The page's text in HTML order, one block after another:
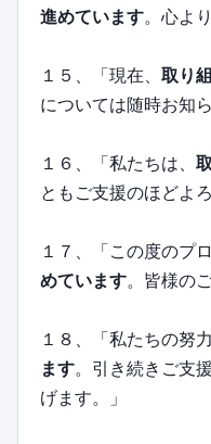
進めています。心よ
１５、「現在、 取り
については随時お知
１６、「私たちは、
ともご支援のほどよ
１７、「この度のプ
めています。皆様の
１８、「私たちの努
ます。引き続きご支
げます。」